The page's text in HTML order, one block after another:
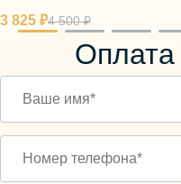
3 825 ₽4 500 ₽
Оплата